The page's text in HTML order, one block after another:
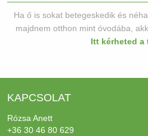
Ha ő is sokat betegeskedik és
majdnem otthon mint óvodába,
Itt kérheted a
KAPCSOLAT
Rózsa Anett
+36 30 46 80 629